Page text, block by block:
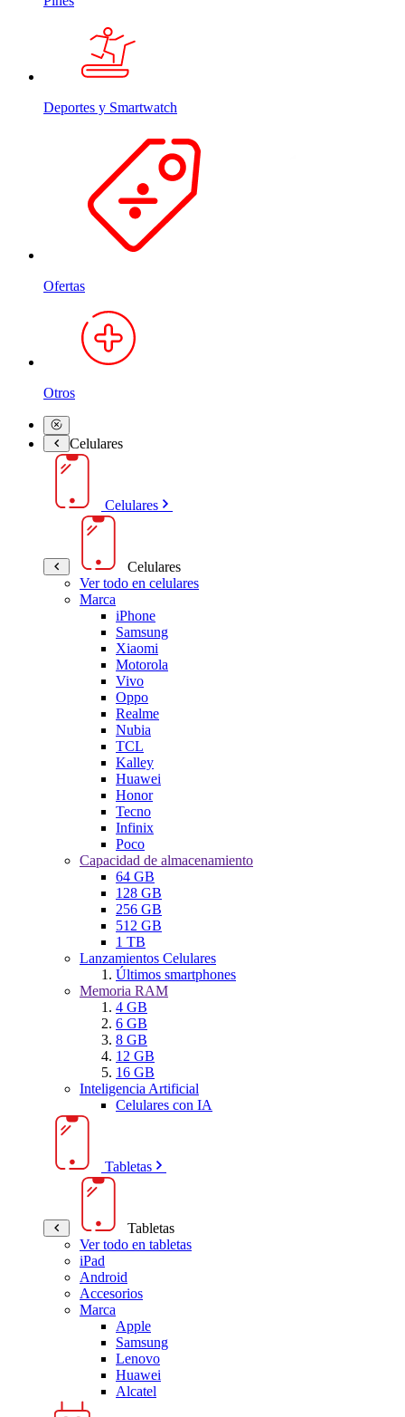
Deportes y Smartwatch
Ofertas
Otros
Celulares
Celulares
Celulares
Ver todo en celulares
Marca
iPhone
Samsung
Xiaomi
Motorola
Vivo
Oppo
Realme
Nubia
TCL
Kalley
Huawei
Honor
Tecno
Infinix
Poco
Capacidad de almacenamiento
64 GB
128 GB
256 GB
512 GB
1 TB
Lanzamientos Celulares
Últimos smartphones
Memoria RAM
4 GB
6 GB
8 GB
12 GB
16 GB
Inteligencia Artificial
Celulares con IA
Tabletas
Tabletas
Ver todo en tabletas
iPad
Android
Accesorios
Marca
Apple
Samsung
Lenovo
Huawei
Alcatel